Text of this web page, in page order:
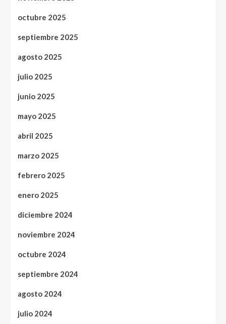
octubre 2025
septiembre 2025
agosto 2025
julio 2025
junio 2025
mayo 2025
abril 2025
marzo 2025
febrero 2025
enero 2025
diciembre 2024
noviembre 2024
octubre 2024
septiembre 2024
agosto 2024
julio 2024